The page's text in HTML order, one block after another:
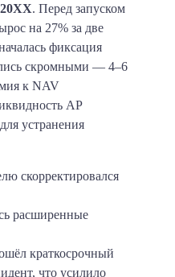
. Перед запуском
на 27% за две
фиксация
скромными — 4–6
к NAV
AP
устранения
скорректировался
расширенные
краткосрочный
что усилило